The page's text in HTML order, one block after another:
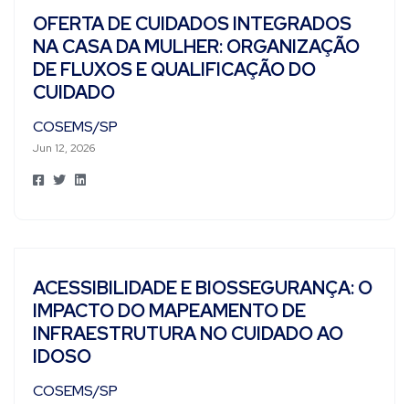
OFERTA DE CUIDADOS INTEGRADOS
NA CASA DA MULHER: ORGANIZAÇÃO
DE FLUXOS E QUALIFICAÇÃO DO
CUIDADO
COSEMS/SP
Jun 12, 2026
ACESSIBILIDADE E BIOSSEGURANÇA: O
IMPACTO DO MAPEAMENTO DE
INFRAESTRUTURA NO CUIDADO AO
IDOSO
COSEMS/SP